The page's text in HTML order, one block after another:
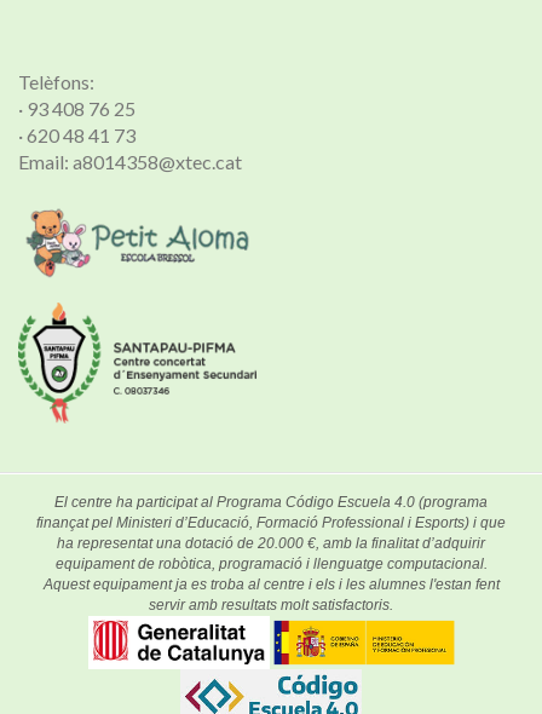
Telèfons:
· 93 408 76 25
· 620 48 41 73
Email: a8014358@xtec.cat
El centre ha participat al Programa Código Escuela 4.0 (programa
finançat pel Ministeri d’Educació, Formació Professional i Esports) i que
ha representat una dotació de 20.000 €, amb la finalitat d’adquirir
equipament de robòtica, programació i llenguatge computacional.
Aquest equipament ja es troba al centre i els i les alumnes l'estan fent
servir amb resultats molt satisfactoris.